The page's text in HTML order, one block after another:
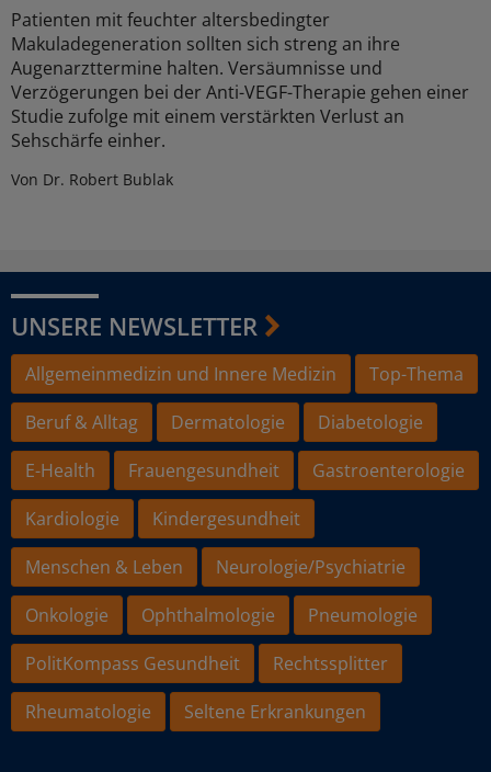
Patienten mit feuchter altersbedingter
Makuladegeneration sollten sich streng an ihre
Augenarzttermine halten. Versäumnisse und
Verzögerungen bei der Anti-VEGF-Therapie gehen einer
Studie zufolge mit einem verstärkten Verlust an
Sehschärfe einher.
Von Dr. Robert Bublak
UNSERE NEWSLETTER
Allgemeinmedizin und Innere Medizin
Top-Thema
Beruf & Alltag
Dermatologie
Diabetologie
E-Health
Frauengesundheit
Gastroenterologie
Kardiologie
Kindergesundheit
Menschen & Leben
Neurologie/Psychiatrie
Onkologie
Ophthalmologie
Pneumologie
PolitKompass Gesundheit
Rechtssplitter
Rheumatologie
Seltene Erkrankungen